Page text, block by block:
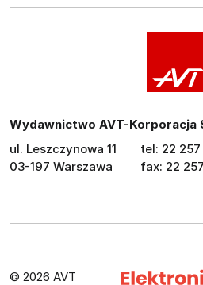
Wydawnictwo AVT-Korporacja
ul. Leszczynowa 11
03-197 Warszawa
tel: 22
fax: 22
© 2026 AVT